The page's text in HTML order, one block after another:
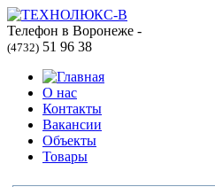
Телефон в Воронеже -
(4732) 51 96 38
О нас
Контакты
Вакансии
Объекты
Товары